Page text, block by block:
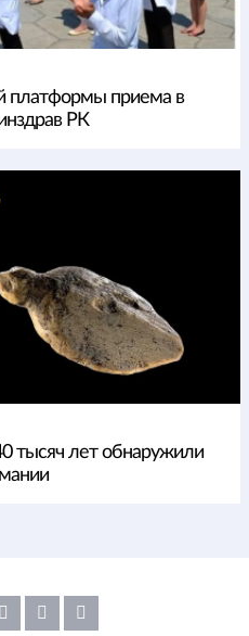
платформы приема в
РК
тысяч лет обнаружили